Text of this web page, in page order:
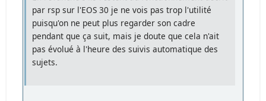
par rsp sur l'EOS 30 je ne vois pas trop l'utilité
puisqu'on ne peut plus regarder son cadre
pendant que ça suit, mais je doute que cela n'ait
pas évolué à l'heure des suivis automatique des
sujets.